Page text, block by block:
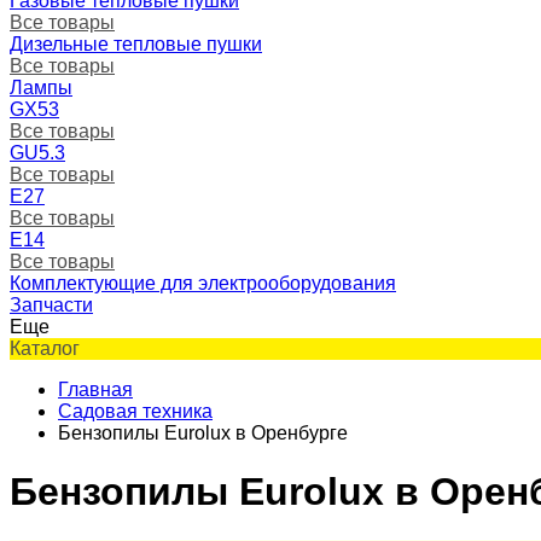
Все товары
Дизельные тепловые пушки
Все товары
Лампы
GX53
Все товары
GU5.3
Все товары
Е27
Все товары
Е14
Все товары
Комплектующие для электрооборудования
Запчасти
Еще
Каталог
Главная
Садовая техника
Бензопилы Eurolux в Оренбурге
Бензопилы Eurolux в